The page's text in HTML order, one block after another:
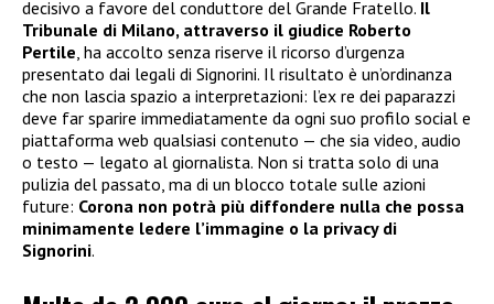
decisivo a favore del conduttore del Grande Fratello. Il
Tribunale di Milano, attraverso il giudice Roberto
Pertile , ha accolto senza riserve il ricorso d’urgenza
presentato dai legali di Signorini. Il risultato è un’ordinanza
che non lascia spazio a interpretazioni: l’ex re dei paparazzi
deve far sparire immediatamente da ogni suo profilo social e
piattaforma web qualsiasi contenuto — che sia video, audio
o testo — legato al giornalista. Non si tratta solo di una
pulizia del passato, ma di un blocco totale sulle azioni
future: Corona non potrà più diffondere nulla che possa
minimamente ledere l’immagine o la privacy di
Signorini.